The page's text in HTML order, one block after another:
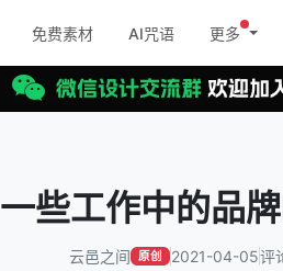
免费素材 AI咒语
更多
一些工作中的品
云邑之间 原创 2021-04-05评